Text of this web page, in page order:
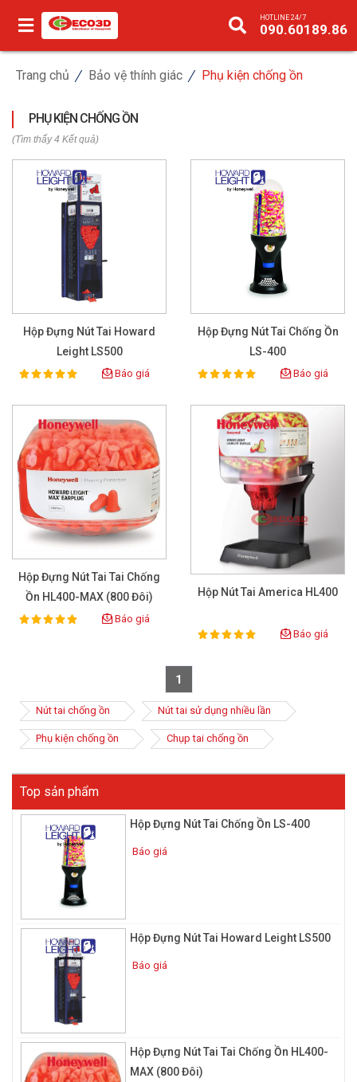
HOTLINE 24/7
090.60189.86
Trang chủ Bảo vệ thính giác Phụ kiện chống ồn
PHỤ KIỆN CHỐNG ỒN
(Tìm thấy 4 Kết quả)
Hộp Đựng Nút Tai Howard
Leight LS500
Rating:
100% Báo giá
Hộp Đựng Nút Tai Chống Ồn
LS-400
Rating:
100% Báo giá
Hộp Đựng Nút Tai Tai Chống
Ồn HL400-MAX (800 Đôi)
Rating:
100% Báo giá
Hộp Nút Tai America HL400
Rating:
100% Báo giá
1
Nút tai chống ồn Nút tai sử dụng nhiều lần
Phụ kiện chống ồn Chụp tai chống ồn
Top sản phẩm
Hộp Đựng Nút Tai Chống Ồn LS-400
Báo giá
Hộp Đựng Nút Tai Howard Leight LS500
Báo giá
Hộp Đựng Nút Tai Tai Chống Ồn HL400-
MAX (800 Đôi)